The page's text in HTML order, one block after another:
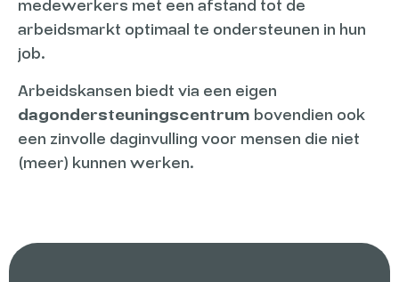
medewerkers met een afstand tot de
arbeidsmarkt optimaal te ondersteunen in hun
job.
Arbeidskansen biedt via een eigen
dagondersteuningscentrum bovendien ook
een zinvolle daginvulling voor mensen die niet
(meer) kunnen werken.